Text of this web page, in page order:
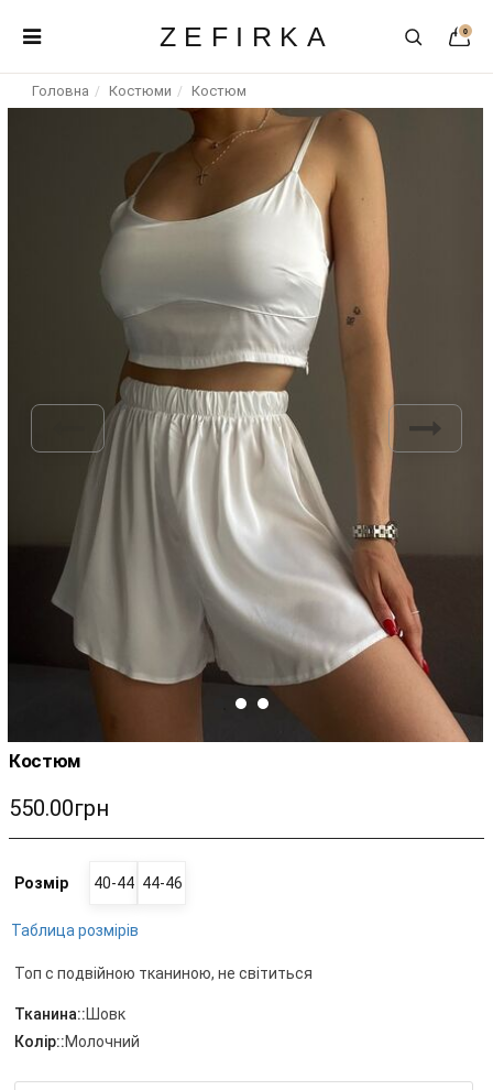
ZEFIRKA 0
Головна Костюми Костюм
Костюм
550.00грн
Розмір 40-44 44-46
Таблица розмірів
Топ с подвійною тканиною, не світиться
Тканина::Шовк
Колір::Молочний